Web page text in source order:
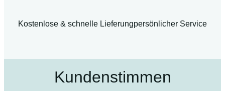
Kostenlose & schnelle Lieferungpersönlicher Service
Kundenstimmen